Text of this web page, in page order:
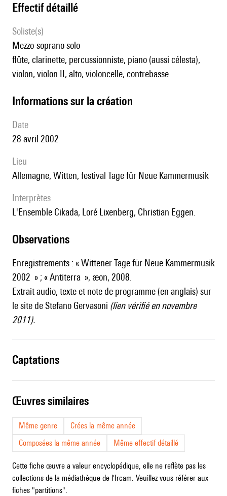
effectif détaillé
Soliste(s)
mezzo-soprano solo
flûte, clarinette, percussionniste, piano (aussi célesta),
violon, violon II, alto, violoncelle, contrebasse
informations sur la création
date
28 avril 2002
lieu
Allemagne, Witten, festival Tage für Neue Kammermusik
interprètes
l'Ensemble Cikada, Loré Lixenberg, Christian Eggen.
observations
Enregistrements : « Wittener Tage für Neue Kammermusik
2002 » ; « Antiterra », æon, 2008.
Extrait audio, texte et note de programme (en anglais) sur
le site de Stefano Gervasoni (lien vérifié en novembre
2011).
captations
œuvres similaires
Même genre
Crées la même année
Composées la même année
Même effectif détaillé
Cette fiche œuvre a valeur encyclopédique, elle ne reflète pas les
collections de la médiathèque de l'Ircam. Veuillez vous référer aux
fiches "partitions".